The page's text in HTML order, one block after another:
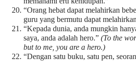
“Orang hebat dapat melahirkan
guru yang bermutu dapat
“Kepada dunia, anda mungkin
saya, anda adalah hero.” (To the
but to me, you are a hero.)
“Dengan satu buku, satu pen,